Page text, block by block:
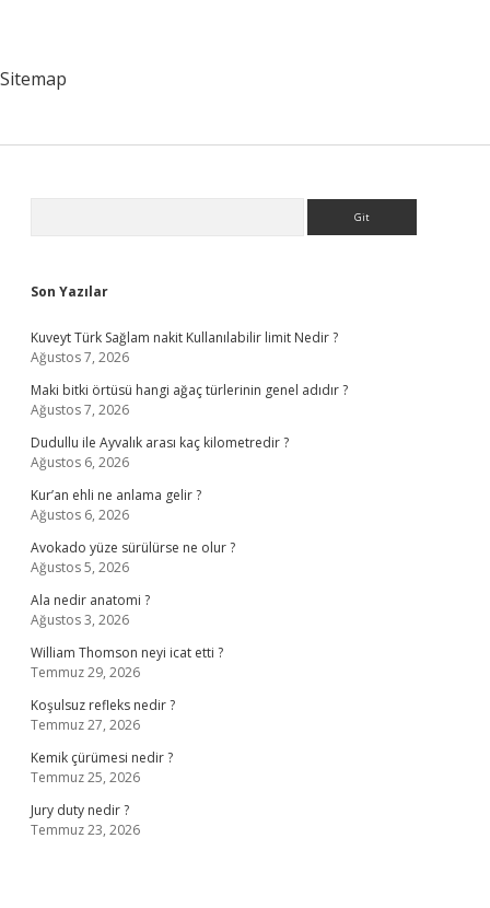
Sitemap
Son Yazılar
Kuveyt Türk Sağlam nakit Kullanılabilir limit Nedir ?
Ağustos 7, 2026
Maki bitki örtüsü hangi ağaç türlerinin genel adıdır ?
Ağustos 7, 2026
Dudullu ile Ayvalık arası kaç kilometredir ?
Ağustos 6, 2026
Kur’an ehli ne anlama gelir ?
Ağustos 6, 2026
Avokado yüze sürülürse ne olur ?
Ağustos 5, 2026
Ala nedir anatomi ?
Ağustos 3, 2026
William Thomson neyi icat etti ?
Temmuz 29, 2026
Koşulsuz refleks nedir ?
Temmuz 27, 2026
Kemik çürümesi nedir ?
Temmuz 25, 2026
Jury duty nedir ?
Temmuz 23, 2026